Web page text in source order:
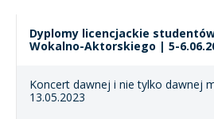
Dyplomy licencjackie
Wokalno-Aktorskiego | 5-
Koncert dawnej i nie tylko dawnej
13.05.2023